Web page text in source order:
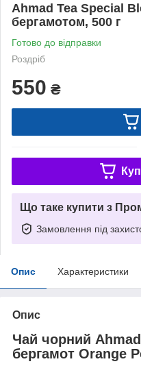
Ahmad Tea Special
бергамотом, 500 г
Готово до відправки
Роздріб
550 ₴
Що таке купити з
Замовлення під
Опис Характеристики
Опис
Чай чорний
бергамот Orange